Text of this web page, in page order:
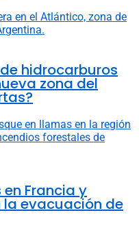
hidrocarburos
zona del
Francia y
la evacuación de